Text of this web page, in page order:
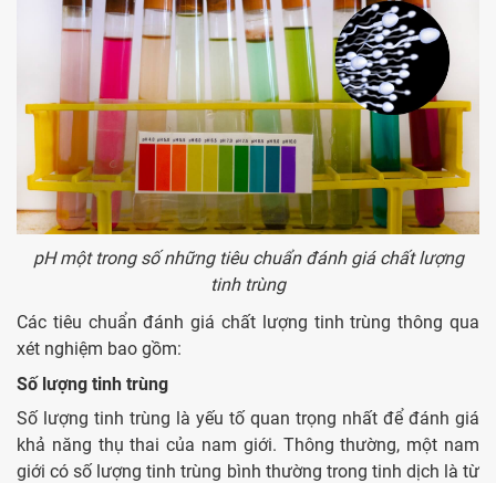
pH một trong số những tiêu chuẩn đánh giá chất lượng
tinh trùng
Các tiêu chuẩn đánh giá chất lượng tinh trùng thông qua
xét nghiệm bao gồm:
Số lượng tinh trùng
Số lượng tinh trùng là yếu tố quan trọng nhất để đánh giá
khả năng thụ thai của nam giới. Thông thường, một nam
giới có số lượng tinh trùng bình thường trong tinh dịch là từ